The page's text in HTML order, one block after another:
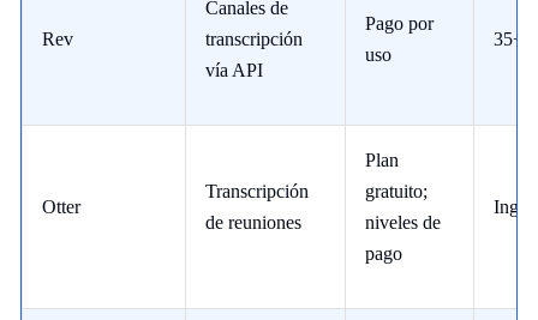
Rev
Canales de
transcripción
vía API
Pago por
uso
35+
Otter
Transcripción
de reuniones
Plan
gratuito;
niveles de
pago
Inglés